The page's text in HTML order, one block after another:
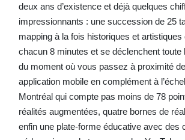
deux ans d’existence et déjà quelques
impressionnants : une succession de 25
mapping à la fois historiques et artistiques
chacun 8 minutes et se déclenchent toute
du moment où vous passez à proximité de
application mobile en complément à
Montréal qui compte pas moins de 78
réalités augmentées, quatre bornes de
enfin une plate-forme éducative avec des